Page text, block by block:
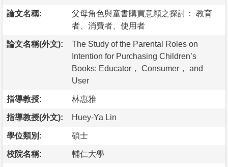
論文名稱:
父母角色與童書購買意願之探討： 教育
者、消費者、使用者
論文名稱(外文):
The Study of the Parental Roles on
Intention for Purchasing Children’s
Books: Educator， Consumer， and
User
指導教授: 林惠雅
指導教授(外文): Huey-Ya Lin
學位類別: 碩士
校院名稱: 輔仁大學